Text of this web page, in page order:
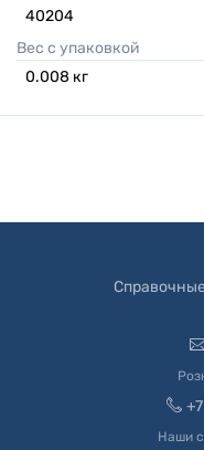
40204
Вес с упаковкой
0.008 кг
Наши